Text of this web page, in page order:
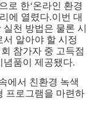
로 한‘온라인 환경
에 열렸다.이번 대
천 방법은 물론 시
알아야 할 시정
참가자 중 고득점
념품이 제공됐다.
에서 친환경 녹색
프로그램을 마련하